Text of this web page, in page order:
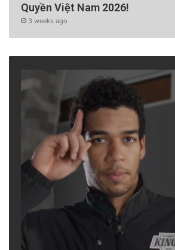
Quyền Việt Nam 2026!
3 weeks ago